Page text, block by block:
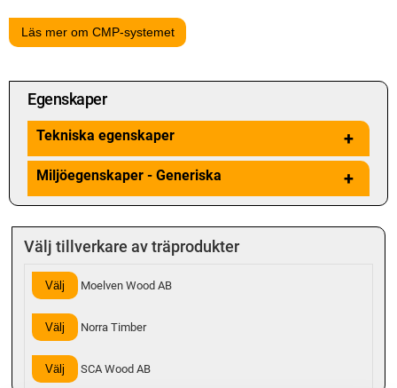
Läs mer om CMP-systemet
Egenskaper
Tekniska egenskaper +
Miljöegenskaper - Generiska +
Välj tillverkare av träprodukter
Välj Moelven Wood AB
Välj Norra Timber
Välj SCA Wood AB